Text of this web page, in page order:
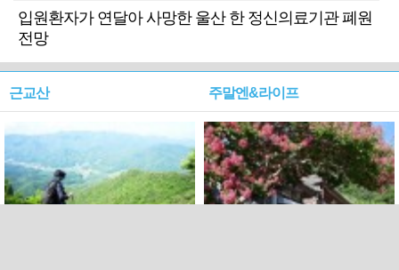
입원환자가 연달아 사망한 울산 한 정신의료기관 폐원
전망
근교산 주말엔&라이프